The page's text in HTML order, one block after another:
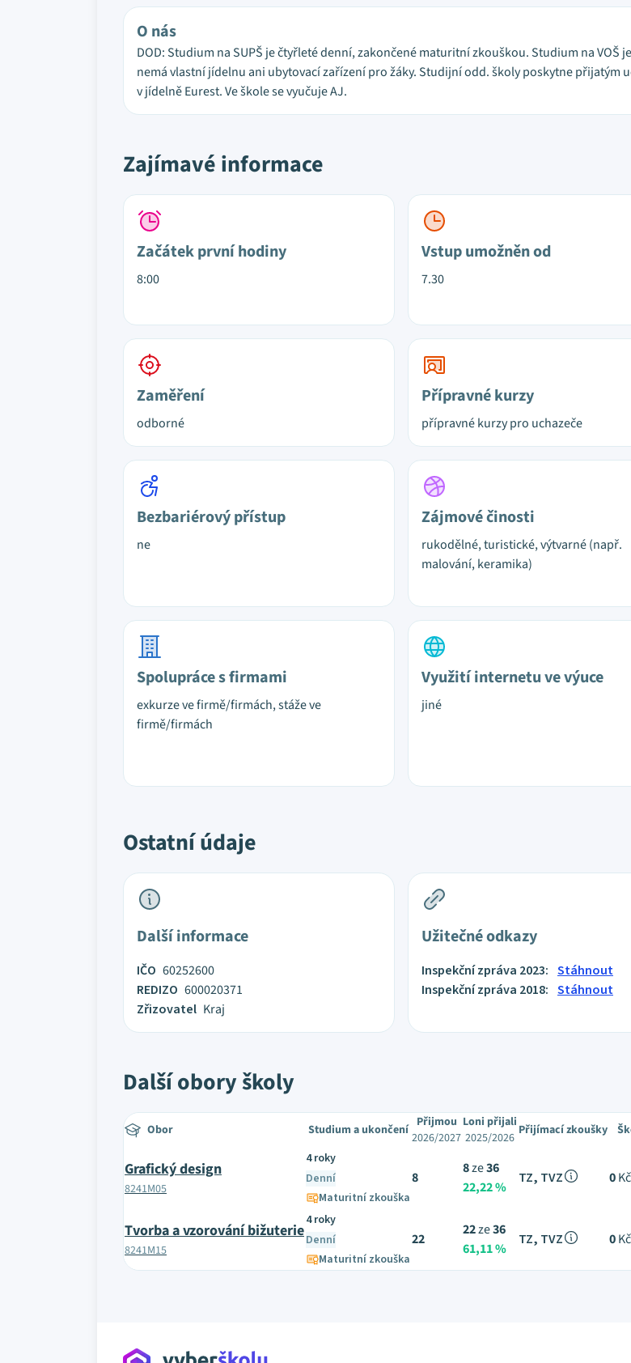
O nás
DOD: Studium na SUPŠ je čtyřleté denní, zakončené maturitní zkouškou. Studium na
nemá vlastní jídelnu ani ubytovací zařízení pro žáky. Studijní odd. školy poskytne přijatým
v jídelně Eurest. Ve škole se vyučuje AJ.
Zajímavé informace
Začátek první hodiny
8:00
Vstup umožněn od
7.30
Zaměření
odborné
Přípravné kurzy
přípravné kurzy pro uchazeče
Bezbariérový přístup
ne
Zájmové činosti
rukodělné, turistické, výtvarné (např.
malování, keramika)
Spolupráce s firmami
exkurze ve firmě/firmách, stáže ve
firmě/firmách
Využití internetu ve výuce
jiné
Ostatní údaje
Další informace
IČO 60252600
REDIZO 600020371
Zřizovatel Kraj
Užitečné odkazy
Inspekční zpráva 2023: Stáhnout
Inspekční zpráva 2018: Stáhnout
Další obory školy
Obor Studium a ukončení Přijmou
2026/2027
Loni přijali
2025/2026 Přijímací zkoušky
Grafický design
8241M05
4 roky
Denní
Maturitní zkouška
8
8ze36
22,22 %
TZ, TVZ 0
Tvorba a vzorování bižuterie
8241M15
4 roky
Denní
Maturitní zkouška
22
22ze36
61,11 %
TZ, TVZ 0